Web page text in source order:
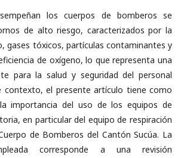
los cuerpos de bomberos se
de alto riesgo, caracterizados por la
gases tóxicos, partículas contaminantes y
de oxígeno, lo que representa una
para la salud y seguridad del personal
contexto, el presente artículo tiene como
importancia del uso de los equipos de
en particular del equipo de respiración
de Bomberos del Cantón Sucúa. La
corresponde a una revisión